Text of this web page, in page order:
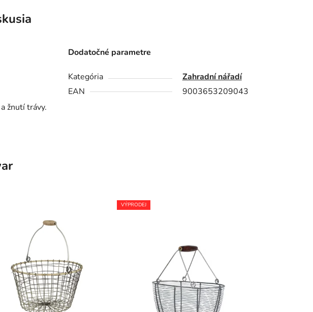
žnutí trávy.
Dodatočné parametre
Kategória
Zahradní nářadí
EAN
9003653209043
VÝPRODEJ